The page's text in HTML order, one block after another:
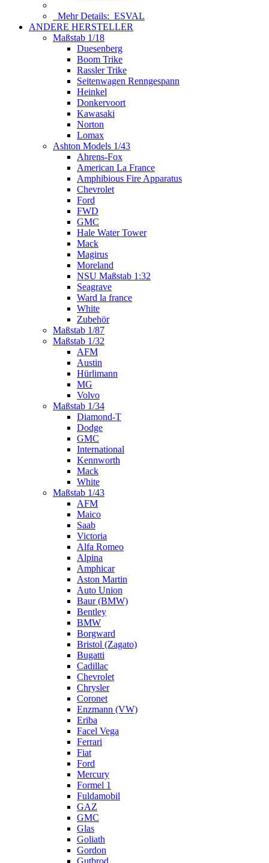
Mehr Details: ESVAL
ANDERE HERSTELLER
Maßstab 1/18
Duesenberg
Boom Trike
Rassler Trike
Seitenwagen Renngespann
Heinkel
Donkervoort
Kawasaki
Norton
Lomax
Ashton Models 1/43
Ahrens-Fox
American La France
Amphibious Fire Apparatus
Chevrolet
Ford
FWD
GMC
Hale Water Tower
Mack
Magirus
Moreland
NSU Maßstab 1:32
Seagrave
Ward la france
White
Zubehör
Maßstab 1/87
Maßstab 1/32
AFM
Austin
Hürlimann
MG
Volvo
Maßstab 1/34
Diamond-T
Dodge
GMC
International
Kennworth
Mack
White
Maßstab 1/43
AFM
Maico
Saab
Victoria
Alfa Romeo
Alpina
Amphicar
Aston Martin
Auto Union
Baur (BMW)
Bentley
BMW
Borgward
Bristol (Zagato)
Bugatti
Cadillac
Chevrolet
Chrysler
Coronet
Enzmann (VW)
Eriba
Facel Vega
Ferrari
Fiat
Ford
Mercury
Formel 1
Fuldamobil
GAZ
GMC
Glas
Goliath
Gordon
Gutbrod